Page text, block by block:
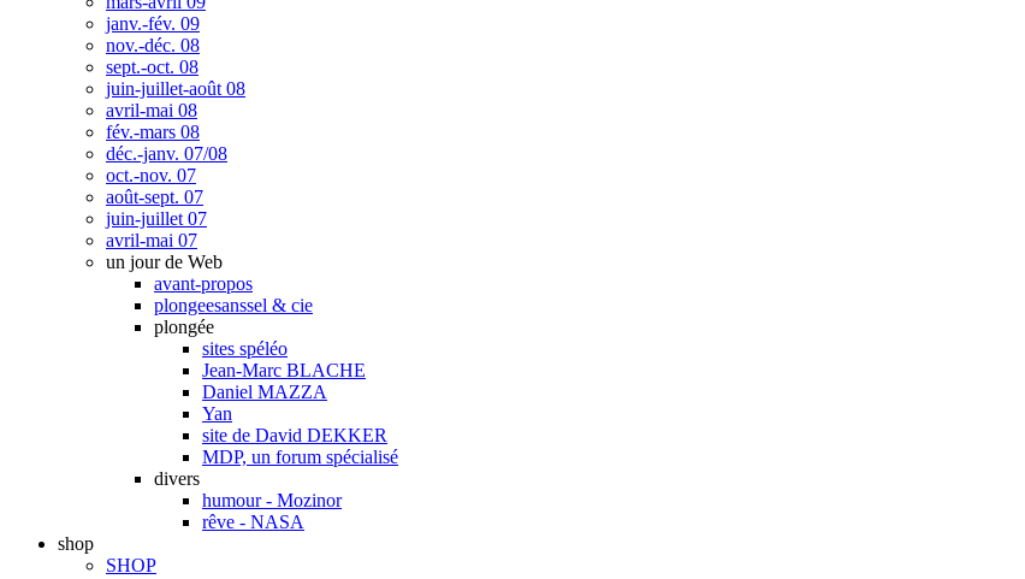
janv.-fév. 09
nov.-déc. 08
sept.-oct. 08
juin-juillet-août 08
avril-mai 08
fév.-mars 08
déc.-janv. 07/08
oct.-nov. 07
août-sept. 07
juin-juillet 07
avril-mai 07
un jour de Web
avant-propos
plongeesanssel & cie
plongée
sites spéléo
Jean-Marc BLACHE
Daniel MAZZA
Yan
site de David DEKKER
MDP, un forum spécialisé
divers
humour - Mozinor
rêve - NASA
shop
SHOP